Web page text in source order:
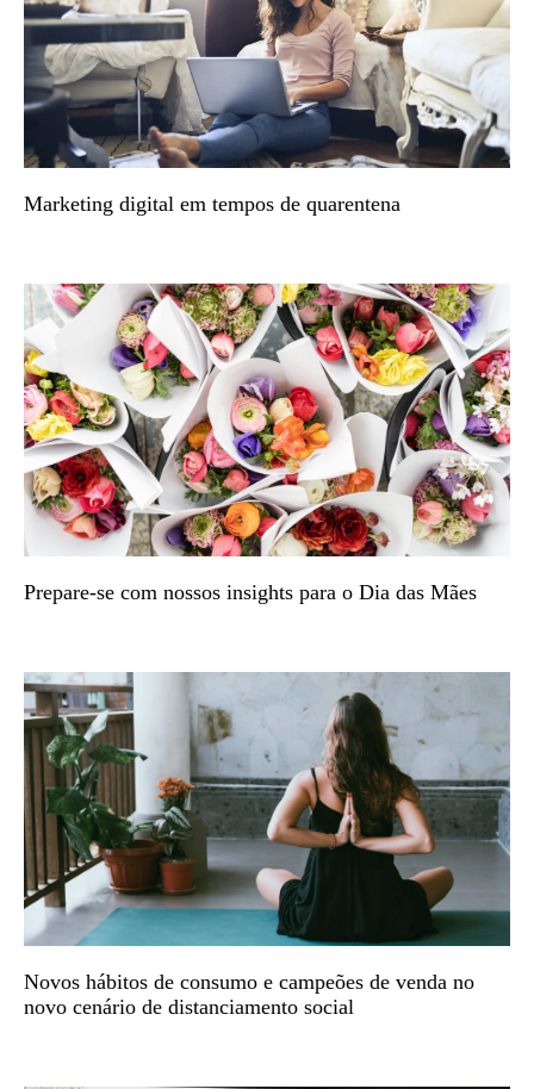
Marketing digital em tempos de quarentena
Prepare-se com nossos insights para o Dia das Mães
Novos hábitos de consumo e campeões de venda no
novo cenário de distanciamento social